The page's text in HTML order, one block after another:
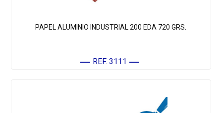
PAPEL ALUMINIO INDUSTRIAL 200 EDA 720 GRS.
REF. 3111